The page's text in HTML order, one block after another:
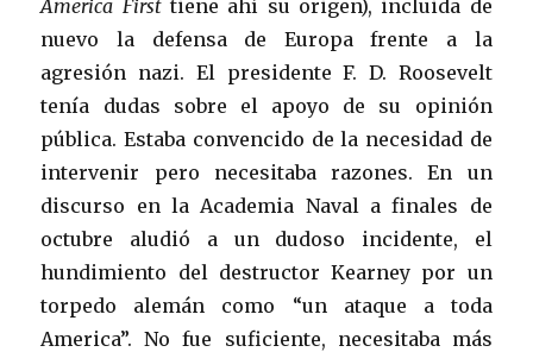
America Firsttiene ahí su origen), incluida de
nuevo la defensa de Europa frente a la
agresión nazi. El presidente F. D. Roosevelt
tenía dudas sobre el apoyo de su opinión
pública. Estaba convencido de la necesidad de
intervenir pero necesitaba razones. En un
discurso en la Academia Naval a finales de
octubre aludió a un dudoso incidente, el
hundimiento del destructor Kearney por un
torpedo alemán como “un ataque a toda
America”. No fue suficiente, necesitaba más